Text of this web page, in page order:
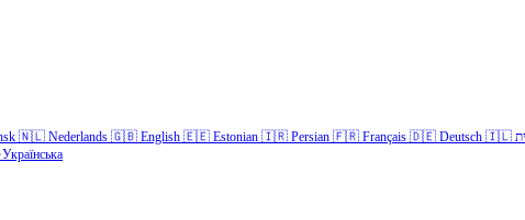
🇳🇱 Nederlands 🇬🇧 English 🇪🇪 Estonian 🇮🇷 Persian 🇫🇷 Français 🇩🇪 Deutsch 🇮🇱
Українська